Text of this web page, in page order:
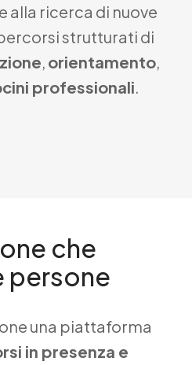
alla ricerca di nuove
strutturati di
, orientamento,
professionali.
che
persone
una piattaforma
in presenza e